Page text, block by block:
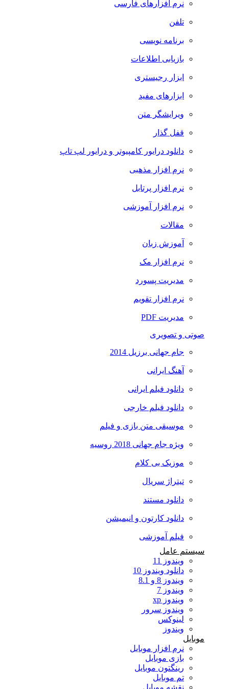
نرم افزارهای فارسی
تلفن
برنامه نویسی
بازیابی اطلاعات
ابزار رجیستری
ابزارهای مفید
ویرایشگر متن
قفل گذار
دانلود درایور کامپیوتر و درایور لپ تاپ
نرم افزار مذهبی
نرم افزار پرتابل
نرم افزار آموزشی
مقالات
آموزش زبان
نرم افزار مک
مدیریت پسورد
نرم افزار تقویم
مدیریت PDF
صوتی و تصویری
جام جهانی برزیل 2014
آهنگ ایرانی
دانلود فیلم ایرانی
دانلود فیلم خارجی
موسیقی متن بازی و فیلم
ویژه جام جهانی 2018 روسیه
موزیک بی کلام
تیتراژ سریال
دانلود مستند
دانلود کارتون و انیمیشن
فیلم آموزشی
سیستم عامل
ویندوز 11
دانلود ویندوز 10
ویندوز 8 و 8.1
ویندوز 7
ویندوز xp
ویندوز سرور
لینوکس
ویندوز
موبایل
نرم افزار موبایل
بازی موبایل
رینگتون موبایل
تم موبایل
نقشه موبایل